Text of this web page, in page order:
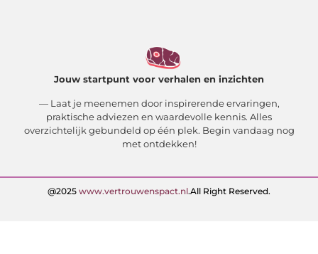
Jouw startpunt voor verhalen en inzichten
— Laat je meenemen door inspirerende ervaringen,
praktische adviezen en waardevolle kennis. Alles
overzichtelijk gebundeld op één plek. Begin vandaag nog
met ontdekken!
@2025 www.vertrouwenspact.nl.All Right Reserved.